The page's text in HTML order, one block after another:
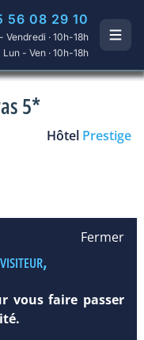
56 08 29 10
Vendredi · 10h-18h
Lun - Ven · 10h-18h
5*
Hôtel Prestige
Fermer
vous faire passer